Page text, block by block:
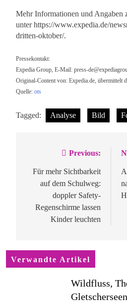
Mehr Informationen und Angaben
unter https://www.expedia.de/
dritten-oktober/.
Pressekontakt:
Expedia Group, E-Mail: press-
Original-Content von: Expedia.de, übermittelt
Quelle: ots
Tagged: Analyse Bild
Beitragsnavigation
Previous:
Für mehr Sichtbarkeit
auf dem Schulweg:
doppler Safety-
Regenschirme lassen
Kinder leuchten
Verwandte Artikel
Wildfluss,